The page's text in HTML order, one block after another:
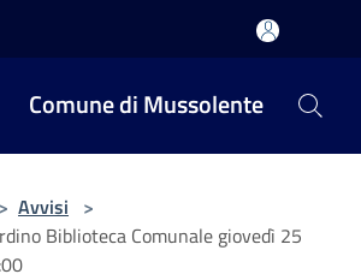
Comune di Mussolente
> Avvisi >
Biblioteca Comunale giovedì 25